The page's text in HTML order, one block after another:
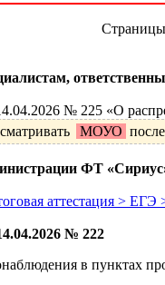
№ 225 «О
МОУО
ФТ
аттестация >
№ 222
в пунктах